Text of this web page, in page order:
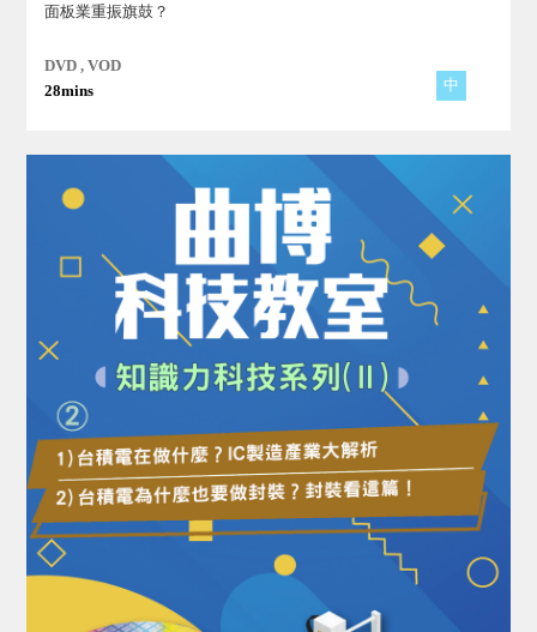
面板業重振旗鼓？
DVD , VOD
28mins
中